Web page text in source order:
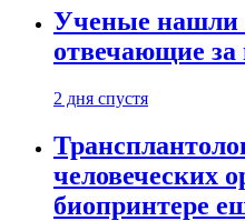
Ученые нашли
отвечающие
2 дня спустя
человеческих
биопринтере